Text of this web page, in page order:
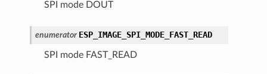
SPI mode DOUT
enumerator ESP_IMAGE_SPI_MODE_FAST_READ
SPI mode FAST_READ